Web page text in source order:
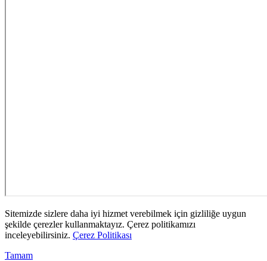
Sitemizde sizlere daha iyi hizmet verebilmek için gizliliğe uygun
şekilde çerezler kullanmaktayız. Çerez politikamızı
inceleyebilirsiniz. Çerez Politikası
Tamam